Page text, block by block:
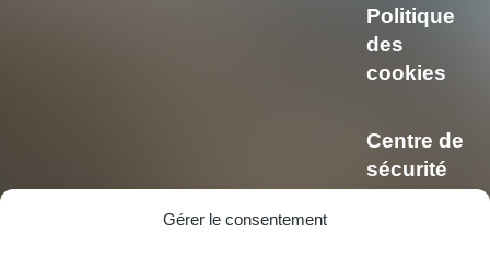
Gérer le consentement
Politique
des
cookies
Centre de
sécurité
et de